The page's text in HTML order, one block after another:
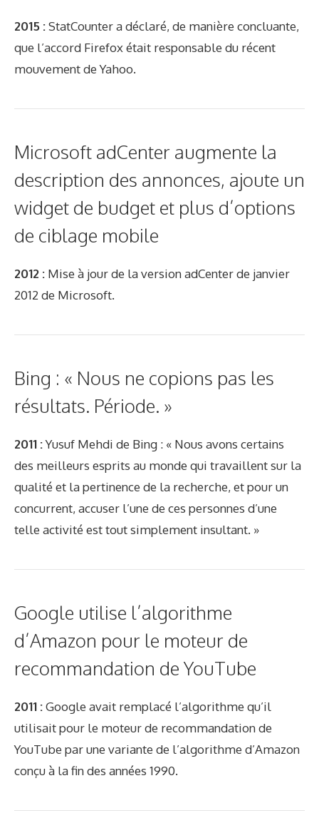
2015 :StatCounter a déclaré, de manière concluante,
que l’accord Firefox était responsable du récent
mouvement de Yahoo.
Microsoft adCenter augmente la
description des annonces, ajoute un
widget de budget et plus d’options
de ciblage mobile
2012 : Mise à jour de la version adCenter de janvier
2012 de Microsoft.
Bing : « Nous ne copions pas les
résultats. Période. »
2011 :Yusuf Mehdi de Bing : « Nous avons certains
des meilleurs esprits au monde qui travaillent sur la
qualité et la pertinence de la recherche, et pour un
concurrent, accuser l’une de ces personnes d’une
telle activité est tout simplement insultant. »
Google utilise l’algorithme
d’Amazon pour le moteur de
recommandation de YouTube
2011 :Google avait remplacé l’algorithme qu’il
utilisait pour le moteur de recommandation de
YouTube par une variante de l’algorithme d’Amazon
conçu à la fin des années 1990.